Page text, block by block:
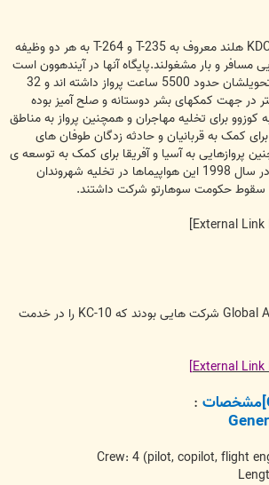
دو فروند سوخترسان KDC-10 هلند معروف به T-235 و T-264 به هر دو وظیفه
و بار مشغولند.پایگاه آنها در آیندهوون است
و در سه سال اول بعد از تحویلشان حدود 5500 ساعت پرواز داشته اند و 32
در جهت کمکهای بشر دوستانه و صلح آمیز بوده
کوزوو برای تخلیه مهاجران و همچنین پرواز به مناطق
کمک به قربانیان و حادثه زدگان طوفان های
پروازهایی به آسیا و آفریقا برای کمک به توسعه ی
کشورها نام برد.همچنین در سال 1998 این هواپیماها در تخلیه شهروندان
سقوط حکومت سوهارتو شرکت داشتند.
Omega Air و Global Air Tanker شرکت هایی بودند که KC-10 را در خدمت
:
Crew: 4 (pilot, copilot, flight